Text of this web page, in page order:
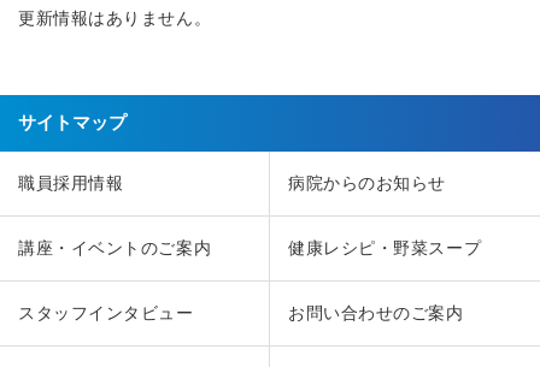
更新情報はありません。
サイトマップ
職員採用情報 病院からのお知らせ
講座・イベントのご案内 健康レシピ・野菜スープ
スタッフインタビュー お問い合わせのご案内